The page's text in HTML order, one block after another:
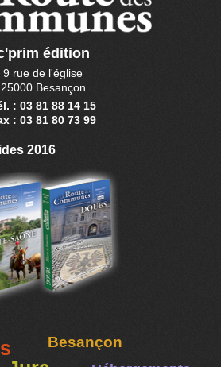
édition
9 rue de l'église
25000 Besançon
: 03 81 88 14 15
: 03 81 80 73 99
2016
Besançon